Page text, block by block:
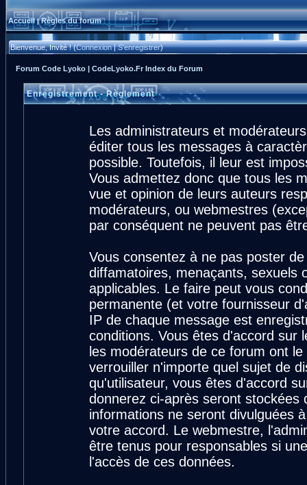
Accueil|Règles du forum
Bienvenue, Invité ! (Connexion|S'enregistrer)
Forum Code Lyoko | CodeLyoko.Fr Index du Forum
Enregistrement - Règlement
Les administrateurs et
éditer tous les messages à
possible. Toutefois, il leur est
Vous admettez donc que tous les
vue et opinion de leurs auteurs
modérateurs, ou webmestres
par conséquent ne peuvent pas
Vous consentez à ne pas poster
diffamatoires, menaçants, sexuels
applicables. Le faire peut vous
permanente (et votre fournisseur
IP de chaque message est
conditions. Vous êtes d'accord sur
les modérateurs de ce forum ont
verrouiller n'importe quel sujet de
qu'utilisateur, vous êtes d'accord
donnerez ci-après seront stockées
informations ne seront divulguées
votre accord. Le webmestre,
être tenus pour responsables si
l'accès de ces données.